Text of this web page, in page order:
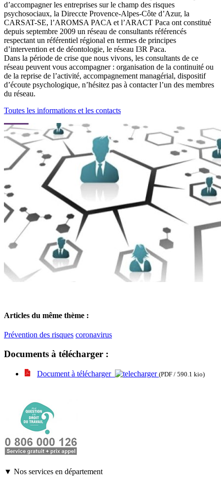
d’accompagner les entreprises sur le champ des risques
psychosociaux, la Direccte Provence-Alpes-Côte d’Azur, la
CARSAT-SE, l’AROMSA PACA et l’ARACT Paca ont constitué
depuis septembre 2009 un réseau de consultants référencés
respectant un référentiel régional en termes de principes
d’intervention et de déontologie, le réseau I3R Paca.
Dans la période de crise que nous vivons, les consultants de ce
réseau peuvent vous accompagner : organisation de la continuité ou
de la reprise de l’activité, accompagnement managérial, dispositif
d’écoute psychologique, n’hésitez pas à contacter l’un des membres
du réseau.
Toutes les informations et les contacts
Articles du même thème :
Prévention des risques coronavirus
Documents à télécharger :
Document à télécharger (PDF / 590.1 kio)
▼ Nos services en département